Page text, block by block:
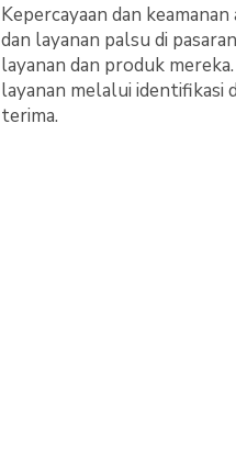
Kepercayaan dan
dan layanan palsu di
layanan dan produk
layanan melalui identifikasi
terima.